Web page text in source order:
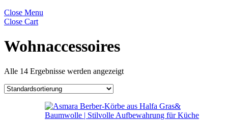
Close Menu
Close Cart
Wohnaccessoires
Alle 14 Ergebnisse werden angezeigt